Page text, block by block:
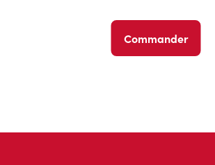
Commander